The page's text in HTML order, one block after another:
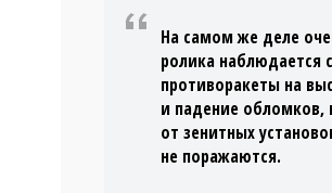
На самом же деле
ролика наблюдается
противоракеты на
и падение обломков,
от зенитных
не поражаются.